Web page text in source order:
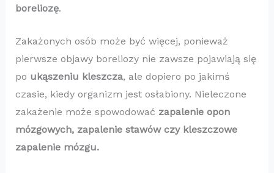
boreliozę.
Zakażonych osób może być więcej, ponieważ
pierwsze objawy boreliozy nie zawsze pojawiają się
po ukąszeniu kleszcza, ale dopiero po jakimś
czasie, kiedy organizm jest osłabiony. Nieleczone
zakażenie może spowodować zapalenie opon
mózgowych, zapalenie stawów czy kleszczowe
zapalenie mózgu.